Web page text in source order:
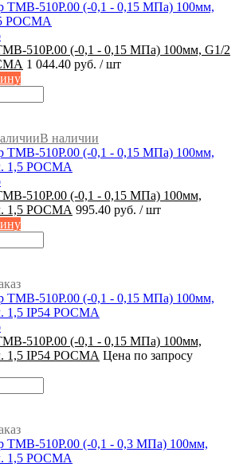
510Р.00 (-0,1 - 0,15 МПа) 100мм, G1/2
1 044.40 руб. / шт
В наличии
510Р.00 (-0,1 - 0,15 МПа) 100мм,
1,5 РОСМА 995.40 руб. / шт
510Р.00 (-0,1 - 0,15 МПа) 100мм,
1,5 IP54 РОСМА Цена по запросу